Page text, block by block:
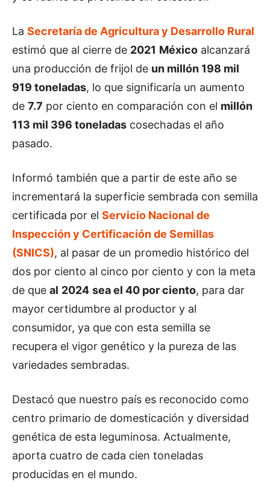
La Secretaría de Agricultura y Desarrollo Rural
estimó que al cierre de 2021 México alcanzará
una producción de frijol de un millón 198 mil
919 toneladas, lo que significaría un aumento
de 7.7 por ciento en comparación con el millón
113 mil 396 toneladas cosechadas el año
pasado.
Informó también que a partir de este año se
incrementará la superficie sembrada con semilla
certificada por el Servicio Nacional de
Inspección y Certificación de Semillas
(SNICS), al pasar de un promedio histórico del
dos por ciento al cinco por ciento y con la meta
de que al 2024 sea el 40 por ciento, para dar
mayor certidumbre al productor y al
consumidor, ya que con esta semilla se
recupera el vigor genético y la pureza de las
variedades sembradas.
Destacó que nuestro país es reconocido como
centro primario de domesticación y diversidad
genética de esta leguminosa. Actualmente,
aporta cuatro de cada cien toneladas
producidas en el mundo.